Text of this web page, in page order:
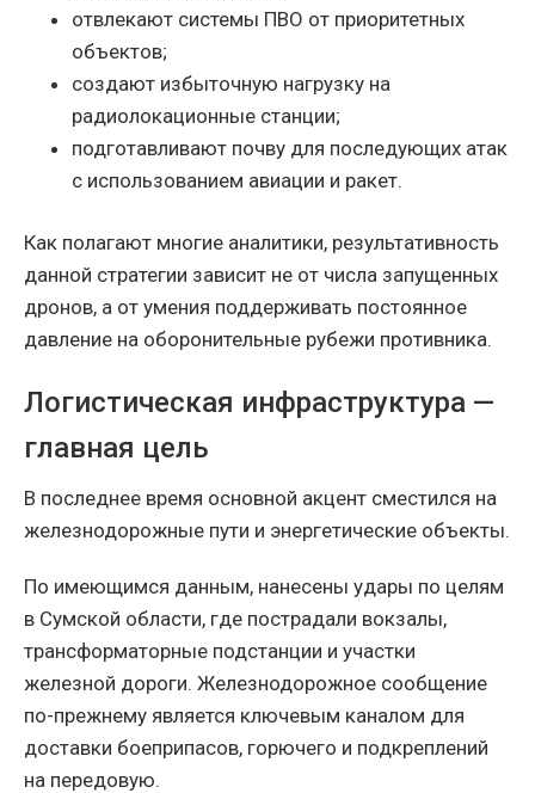
отвлекают системы ПВО от приоритетных
объектов;
создают избыточную нагрузку на
радиолокационные станции;
подготавливают почву для последующих атак
с использованием авиации и ракет.
Как полагают многие аналитики, результативность
данной стратегии зависит не от числа запущенных
дронов, а от умения поддерживать постоянное
давление на оборонительные рубежи противника.
Логистическая инфраструктура —
главная цель
В последнее время основной акцент сместился на
железнодорожные пути и энергетические объекты.
По имеющимся данным, нанесены удары по целям
в Сумской области, где пострадали вокзалы,
трансформаторные подстанции и участки
железной дороги. Железнодорожное сообщение
по-прежнему является ключевым каналом для
доставки боеприпасов, горючего и подкреплений
на передовую.